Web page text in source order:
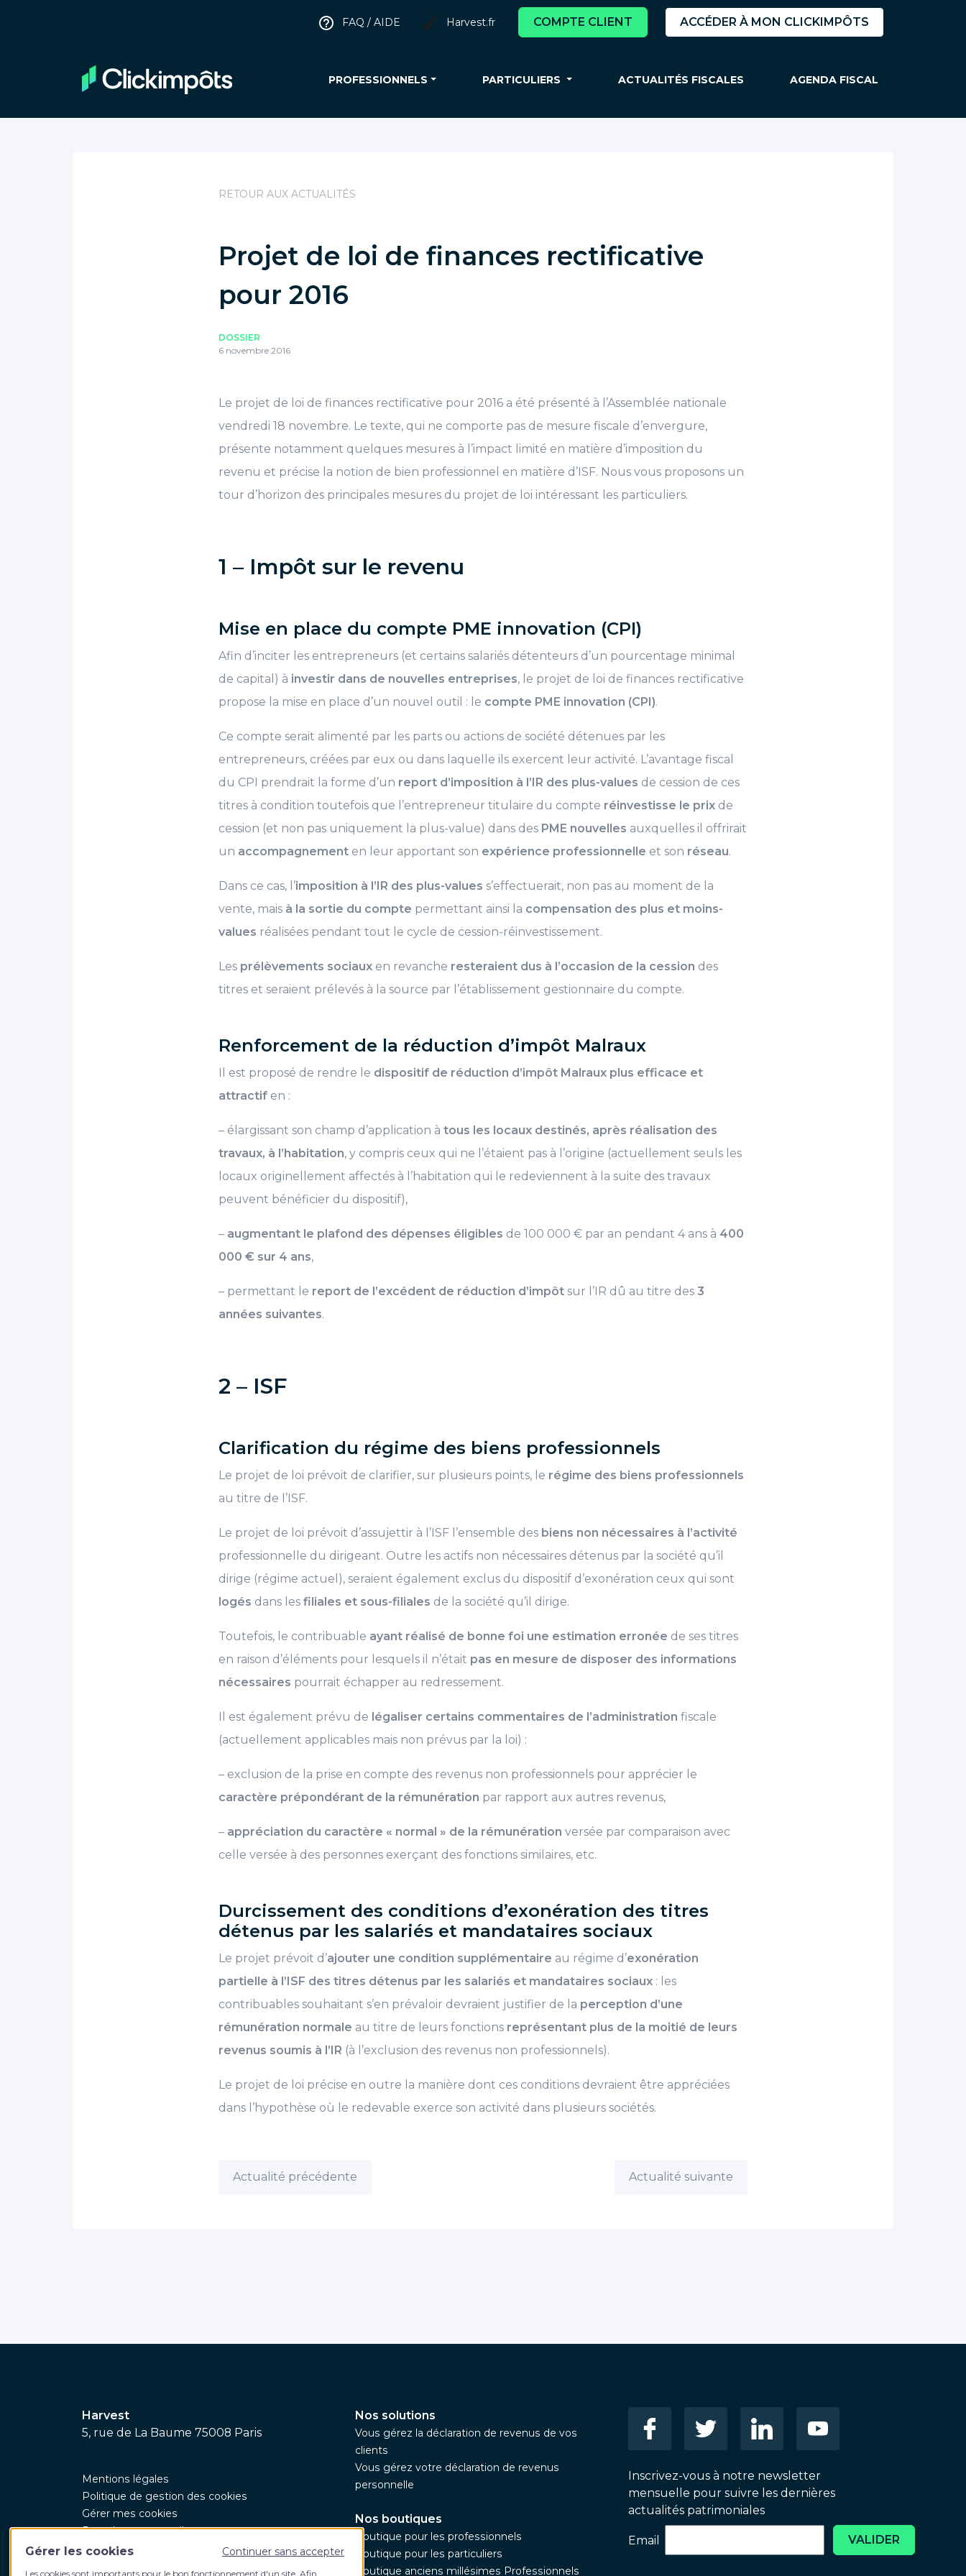
FAQ / AIDE Harvest.fr COMPTE CLIENT ACCÉDER À MON CLICKIMPÔTS
PROFESSIONNELS PARTICULIERS ACTUALITÉS FISCALES AGENDA FISCAL
RETOUR AUX ACTUALITÉS
Projet de loi de finances rectificative
pour 2016
DOSSIER
6 novembre 2016
Le projet de loi de finances rectificative pour 2016 a été présenté à l’Assemblée nationale
vendredi 18 novembre. Le texte, qui ne comporte pas de mesure fiscale d’envergure,
présente notamment quelques mesures à l’impact limité en matière d’imposition du
revenu et précise la notion de bien professionnel en matière d’ISF. Nous vous proposons un
tour d’horizon des principales mesures du projet de loi intéressant les particuliers.
1 – Impôt sur le revenu
Mise en place du compte PME innovation (CPI)
Afin d’inciter les entrepreneurs (et certains salariés détenteurs d’un pourcentage minimal
de capital) à investir dans de nouvelles entreprises, le projet de loi de finances rectificative
propose la mise en place d’un nouvel outil : le compte PME innovation (CPI).
Ce compte serait alimenté par les parts ou actions de société détenues par les
entrepreneurs, créées par eux ou dans laquelle ils exercent leur activité. L’avantage fiscal
du CPI prendrait la forme d’un report d’imposition à l’IR des plus-values de cession de ces
titres à condition toutefois que l’entrepreneur titulaire du compte réinvestisse le prix de
cession (et non pas uniquement la plus-value) dans des PME nouvelles auxquelles il offrirait
un accompagnement en leur apportant son expérience professionnelle et son réseau.
Dans ce cas, l’imposition à l’IR des plus-values s’effectuerait, non pas au moment de la
vente, mais à la sortie du compte permettant ainsi la compensation des plus et moins-
values réalisées pendant tout le cycle de cession-réinvestissement.
Les prélèvements sociaux en revanche resteraient dus à l’occasion de la cession des
titres et seraient prélevés à la source par l’établissement gestionnaire du compte.
Renforcement de la réduction d’impôt Malraux
Il est proposé de rendre le dispositif de réduction d’impôt Malraux plus efficace et
attractif en :
– élargissant son champ d’application à tous les locaux destinés, après réalisation des
travaux, à l’habitation, y compris ceux qui ne l’étaient pas à l’origine (actuellement seuls les
locaux originellement affectés à l’habitation qui le redeviennent à la suite des travaux
peuvent bénéficier du dispositif),
– augmentant le plafond des dépenses éligibles de 100 000 € par an pendant 4 ans à 400
000 € sur 4 ans,
– permettant le report de l’excédent de réduction d’impôt sur l’IR dû au titre des 3
années suivantes.
2 – ISF
Clarification du régime des biens professionnels
Le projet de loi prévoit de clarifier, sur plusieurs points, le régime des biens professionnels
au titre de l’ISF.
Le projet de loi prévoit d’assujettir à l’ISF l’ensemble des biens non nécessaires à l’activité
professionnelle du dirigeant. Outre les actifs non nécessaires détenus par la société qu’il
dirige (régime actuel), seraient également exclus du dispositif d’exonération ceux qui sont
logés dans les filiales et sous-filiales de la société qu’il dirige.
Toutefois, le contribuable ayant réalisé de bonne foi une estimation erronée de ses titres
en raison d’éléments pour lesquels il n’était pas en mesure de disposer des informations
nécessaires pourrait échapper au redressement.
Il est également prévu de légaliser certains commentaires de l’administration fiscale
(actuellement applicables mais non prévus par la loi) :
– exclusion de la prise en compte des revenus non professionnels pour apprécier le
caractère prépondérant de la rémunération par rapport aux autres revenus,
– appréciation du caractère « normal » de la rémunération versée par comparaison avec
celle versée à des personnes exerçant des fonctions similaires, etc.
Durcissement des conditions d’exonération des titres
détenus par les salariés et mandataires sociaux
Le projet prévoit d’ajouter une condition supplémentaire au régime d’exonération
partielle à l’ISF des titres détenus par les salariés et mandataires sociaux : les
contribuables souhaitant s’en prévaloir devraient justifier de la perception d’une
rémunération normale au titre de leurs fonctions représentant plus de la moitié de leurs
revenus soumis à l’IR (à l’exclusion des revenus non professionnels).
Le projet de loi précise en outre la manière dont ces conditions devraient être appréciées
dans l’hypothèse où le redevable exerce son activité dans plusieurs sociétés.
Actualité précédente Actualité suivante
Harvest
5, rue de La Baume 75008 Paris
Mentions légales
Politique de gestion des cookies
Gérer mes cookies
Données personnelles
CGV
Nos solutions
Vous gérez la déclaration de revenus de vos
clients
Vous gérez votre déclaration de revenus
personnelle
Nos boutiques
Boutique pour les professionnels
Boutique pour les particuliers
Boutique anciens millésimes Professionnels
Inscrivez-vous à notre newsletter
mensuelle pour suivre les dernières
actualités patrimoniales
Email
VALIDER
Gérer les cookies
Continuer sans accepter
Les cookies sont importants pour le bon fonctionnement d'un site. Afin